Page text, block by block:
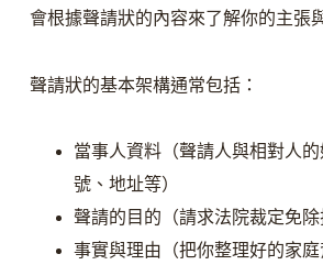
會根據聲請狀的內容來了解你的主張
聲請狀的基本架構通常包括：
當事人資料（聲請人與相對人
號、地址等）
聲請的目的（請求法院裁定免除
事實與理由（把你整理好的家